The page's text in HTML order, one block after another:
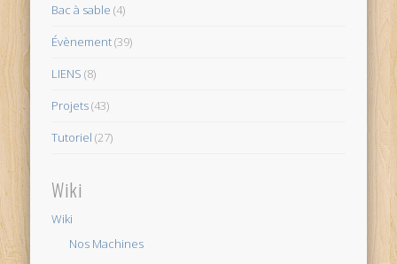
Bac à sable (4)
Évènement(39)
LIENS (8)
Projets(43)
Tutoriel (27)
Wiki
Wiki
Nos Machines